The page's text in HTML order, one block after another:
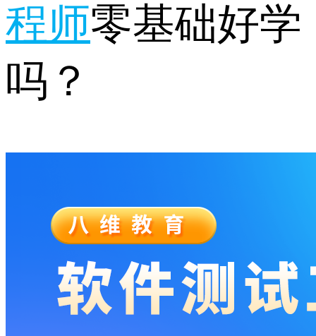
程师零基础好学
吗？